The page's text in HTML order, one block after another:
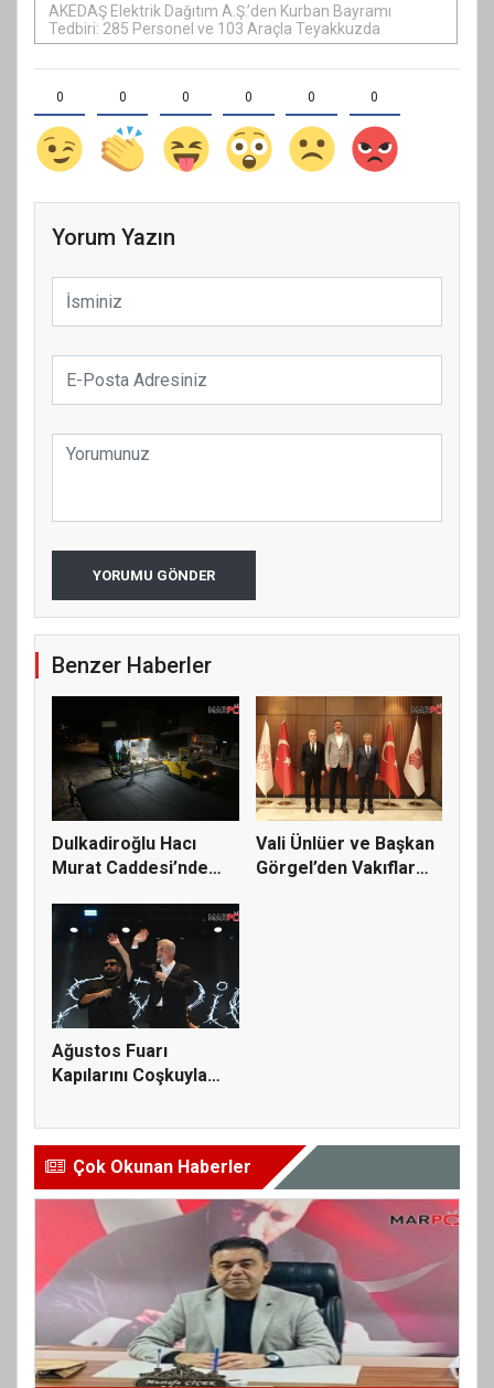
AKEDAŞ Elektrik Dağıtım A.Ş.’den Kurban Bayramı
Tedbiri: 285 Personel ve 103 Araçla Teyakkuzda
0 0 0 0 0 0
Yorum Yazın
YORUMU GÖNDER
Benzer Haberler
Dulkadiroğlu Hacı
Murat Caddesi’nde
Vali Ünlüer ve Başkan
Görgel’den Vakıflar
Ağustos Fuarı
Kapılarını Coşkuyla
Çok Okunan Haberler